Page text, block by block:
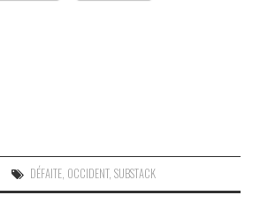
DÉFAITE, OCCIDENT, SUBSTACK